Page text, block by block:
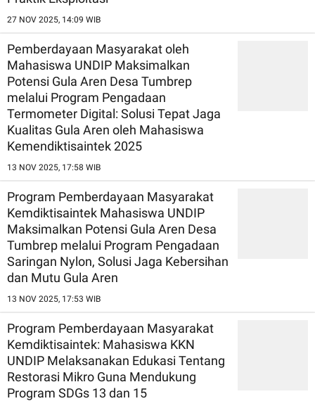
27 NOV 2025, 14:09 WIB
Pemberdayaan Masyarakat oleh
Mahasiswa UNDIP Maksimalkan
Potensi Gula Aren Desa Tumbrep
melalui Program Pengadaan
Termometer Digital: Solusi Tepat Jaga
Kualitas Gula Aren oleh Mahasiswa
Kemendiktisaintek 2025
13 NOV 2025, 17:58 WIB
Program Pemberdayaan Masyarakat
Kemdiktisaintek Mahasiswa UNDIP
Maksimalkan Potensi Gula Aren Desa
Tumbrep melalui Program Pengadaan
Saringan Nylon, Solusi Jaga Kebersihan
dan Mutu Gula Aren
13 NOV 2025, 17:53 WIB
Program Pemberdayaan Masyarakat
Kemdiktisaintek: Mahasiswa KKN
UNDIP Melaksanakan Edukasi Tentang
Restorasi Mikro Guna Mendukung
Program SDGs 13 dan 15